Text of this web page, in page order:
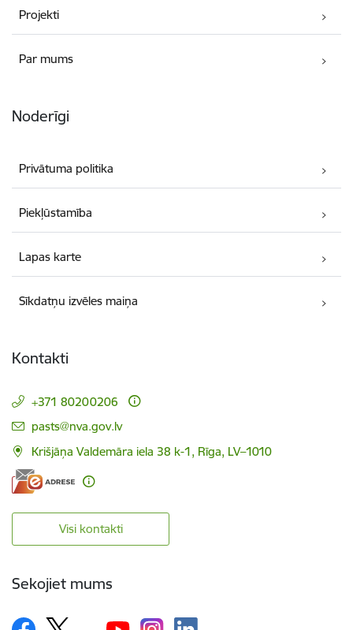
Projekti
Par mums
Noderīgi
Privātuma politika
Piekļūstamība
Lapas karte
Sīkdatņu izvēles maiņa
Kontakti
+371 80200206
E-pasts:
pasts@nva.gov.lv
Krišjāņa Valdemāra iela 38 k-1, Rīga, LV–1010
Visi kontakti
Sekojiet mums